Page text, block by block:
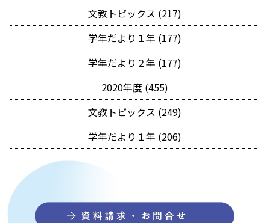
文教トピックス (217)
学年だより１年 (177)
学年だより２年 (177)
2020年度 (455)
文教トピックス (249)
学年だより１年 (206)